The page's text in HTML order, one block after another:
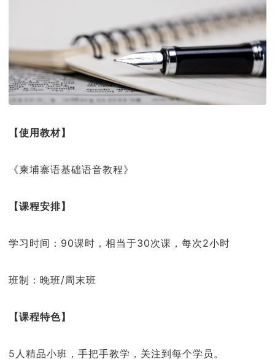
【使用教材】
《柬埔寨语基础语音教程》
【课程安排】
学习时间：90课时，相当于30次课，每次2小时
班制：晚班/周末班
【课程特色】
5人精品小班，手把手教学，关注到每个学员。